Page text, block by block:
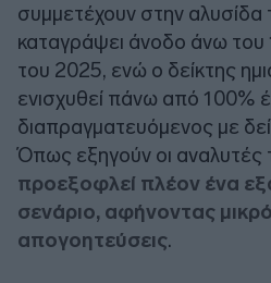
συμμετέχουν στην αλυσίδα
καταγράψει άνοδο άνω του
του 2025, ενώ ο δείκτης
ενισχυθεί πάνω από 100%
διαπραγματευόμενος με
Όπως εξηγούν οι αναλυτές
προεξοφλεί πλέον ένα
σενάριο, αφήνοντας
απογοητεύσεις.